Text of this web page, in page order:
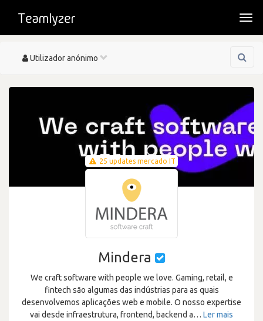
Toggle
Utilizador anónimo
25 updates mercado IT
Mindera
We craft software with people we love. Gaming, retail, e
fintech são algumas das indústrias para as quais
desenvolvemos aplicações web e mobile. O nosso expertise
vai desde infraestrutura, frontend, backend a… Ler mais